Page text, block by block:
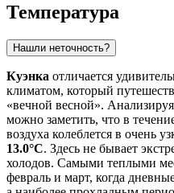
Температура
Нашли неточность?
Куэнка отличается
климатом, который
«вечной весной».
можно заметить, что в
воздуха колеблется в очень
13.0°C. Здесь не бывает
холодов. Самыми теплыми
февраль и март, когда